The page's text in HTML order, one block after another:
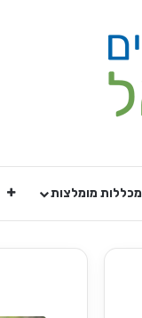
מכללות מומלצות